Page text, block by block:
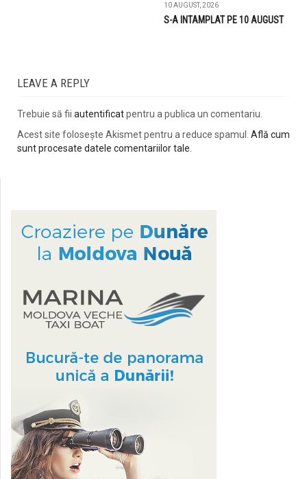
10 AUGUST, 2026
S-A INTAMPLAT PE 10 AUGUST
LEAVE A REPLY
Trebuie să fii autentificatpentru a publica un comentariu.
Acest site folosește Akismet pentru a reduce spamul. Află cum
sunt procesate datele comentariilor tale